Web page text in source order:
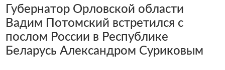
Губернатор Орловской области
Вадим Потомский встретился с
послом России в Республике
Беларусь Александром Суриковым